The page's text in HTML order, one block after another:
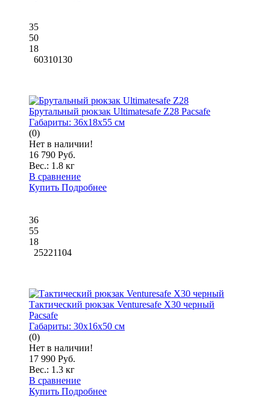
35
50
18
60310130
Брутальный рюкзак Ultimatesafe Z28 Pacsafe
Габариты: 36x18x55 см
(0)
Нет в наличии!
16 790 Руб.
Вес.: 1.8 кг
В сравнение
Купить Подробнее
36
55
18
25221104
Тактический рюкзак Venturesafe X30 черный
Pacsafe
Габариты: 30x16x50 см
(0)
Нет в наличии!
17 990 Руб.
Вес.: 1.3 кг
В сравнение
Купить Подробнее